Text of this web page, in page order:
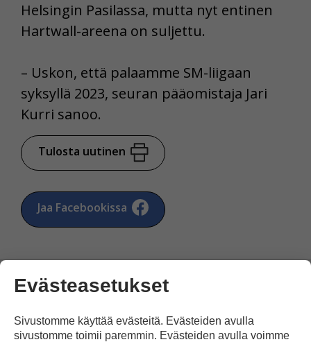
Helsingin Pasilassa, mutta nyt entinen
Hartwall-areena on suljettu.
– Uskon, että palaamme SM-liigaan
syksyllä 2023, seuran pääomistaja Jari
Kurri sanoo.
Tulosta uutinen
Jaa Facebookissa
Kommentoi
Evästeasetukset
Sivustomme käyttää evästeitä. Evästeiden avulla
sivustomme toimii paremmin. Evästeiden avulla voimme